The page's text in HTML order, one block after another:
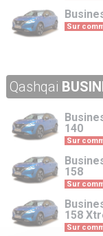
Sur
Qashqai
140
Sur
158
Sur
158
Sur